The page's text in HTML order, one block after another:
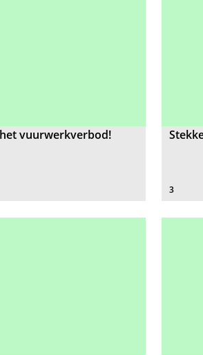
vuurwerkverbod!
3